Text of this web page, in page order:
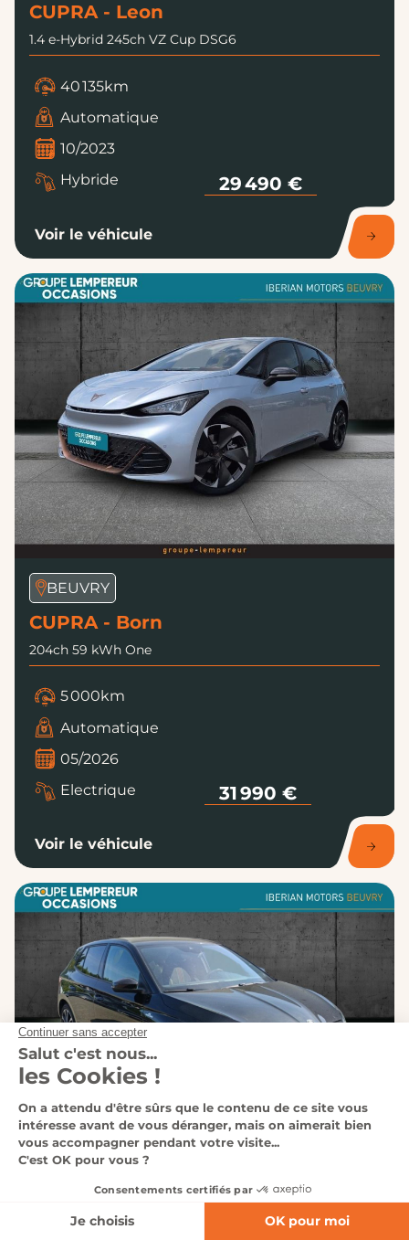
Affinez votre recherche
CUPRA - Leon
1.4 e-Hybrid 245ch VZ Cup DSG6
40 135km
Automatique
10/2023
Hybride
29 490 €
Voir le véhicule
BEUVRY
CUPRA - Born
204ch 59 kWh One
5 000km
Automatique
05/2026
Electrique
31 990 €
Voir le véhicule
BEUVRY
SKODA - Fabia